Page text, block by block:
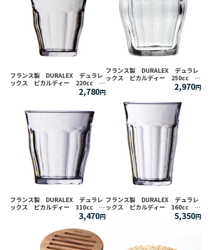
フランス製 DURALEX デュラレ
ックス ピカルディー 220cc 6
客セット [グラス・タンブラー]
2,780
フランス製 DURALEX デュラレ
ックス ピカルディー 250cc 6
客セット [グラス・タンブラー]
2,970
フランス製 DURALEX デュラレ
ックス ピカルディー 310cc 6
客セット [グラス・タンブラー]
3,470
フランス製 DURALEX デュラレ
ックス ピカルディー 360cc 6
客セット [グラス・タンブラー]
5,350